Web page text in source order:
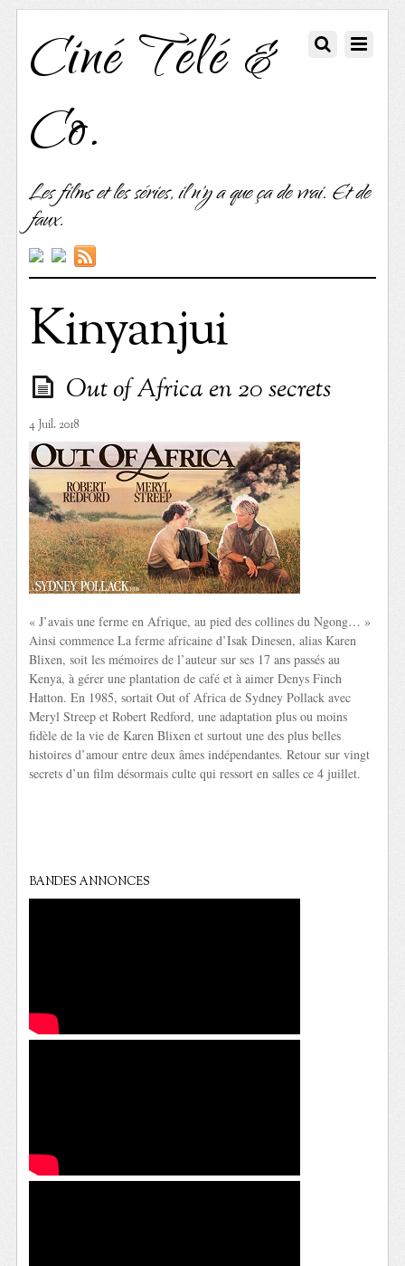
Ciné Télé &
Co.
Les films et les séries, il n'y a que ça de vrai. Et de
faux.
Kinyanjui
Out of Africa en 20 secrets
4 Juil. 2018
« J’avais une ferme en Afrique, au pied des collines du Ngong… »
Ainsi commence La ferme africaine d’Isak Dinesen, alias Karen
Blixen, soit les mémoires de l’auteur sur ses 17 ans passés au
Kenya, à gérer une plantation de café et à aimer Denys Finch
Hatton. En 1985, sortait Out of Africa de Sydney Pollack avec
Meryl Streep et Robert Redford, une adaptation plus ou moins
fidèle de la vie de Karen Blixen et surtout une des plus belles
histoires d’amour entre deux âmes indépendantes. Retour sur vingt
secrets d’un film désormais culte qui ressort en salles ce 4 juillet.
BANDES ANNONCES